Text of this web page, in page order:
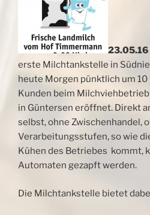
23.05.16
erste Milchtankstelle in
heute Morgen pünktlich um
Kunden beim
in Güntersen eröffnet. Direkt
selbst, ohne Zwischenhandel,
Verarbeitungsstufen, so wie
Kühen des Betriebes kommt,
Automaten gezapft werden.
Die Milchtankstelle bietet